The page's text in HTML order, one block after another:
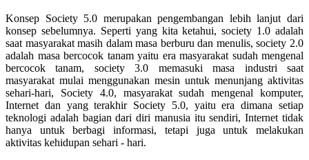
Konsep Society 5.0 merupakan pengembangan lebih lanjut dari
konsep sebelumnya. Seperti yang kita ketahui, society 1.0 adalah
saat masyarakat masih dalam masa berburu dan menulis, society 2.0
adalah masa bercocok tanam yaitu era masyarakat sudah mengenal
bercocok tanam, society 3.0 memasuki masa industri saat
masyarakat mulai menggunakan mesin untuk menunjang aktivitas
sehari-hari, Society 4.0, masyarakat sudah mengenal komputer,
Internet dan yang terakhir Society 5.0, yaitu era dimana setiap
teknologi adalah bagian dari diri manusia itu sendiri, Internet tidak
hanya untuk berbagi informasi, tetapi juga untuk melakukan
aktivitas kehidupan sehari - hari.